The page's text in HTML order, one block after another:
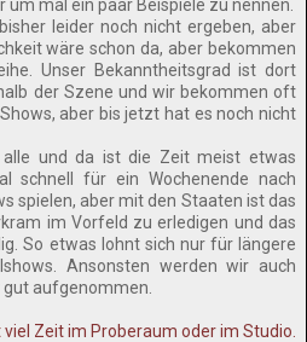
mal ein paar Beispiele zu nennen.
leider noch nicht ergeben, aber
wäre schon da, aber bekommen
Unser Bekanntheitsgrad ist dort
der Szene und wir bekommen oft
aber bis jetzt hat es noch nicht
und da ist die Zeit meist etwas
schnell für ein Wochenende nach
spielen, aber mit den Staaten ist das
im Vorfeld zu erledigen und das
So etwas lohnt sich nur für längere
Ansonsten werden wir auch
aufgenommen.
Zeit im Proberaum oder im Studio.